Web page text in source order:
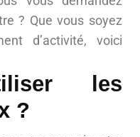
? Que vous soyez
d’activité, voici
les
?